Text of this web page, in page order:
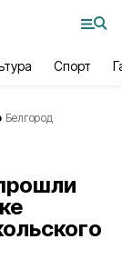
Спорт
Белгород